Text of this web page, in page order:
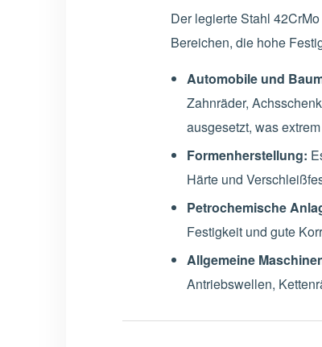
Der legierte Stahl
Bereichen, die hohe
Automobile und
Zahnräder,
ausgesetzt, was
Formenherstellung:
Härte und
Petrochemische
Festigkeit und gute
Allgemeine
Antriebswellen,